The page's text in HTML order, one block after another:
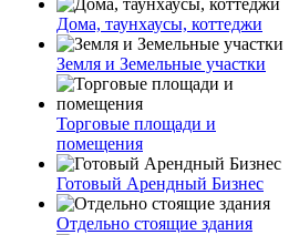
Дома, таунхаусы, коттеджи
Земля и Земельные участки
Торговые площади и
помещения
Готовый Арендный Бизнес
Отдельно стоящие здания